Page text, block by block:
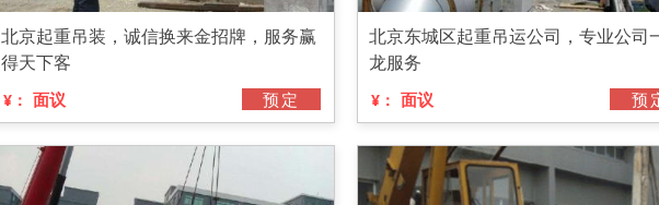
北京起重吊装，诚信换来金招牌，服务赢
得天下客
¥： 面议 预定
北京东城区起重吊运公司，专业公司
龙服务
¥： 面议 预